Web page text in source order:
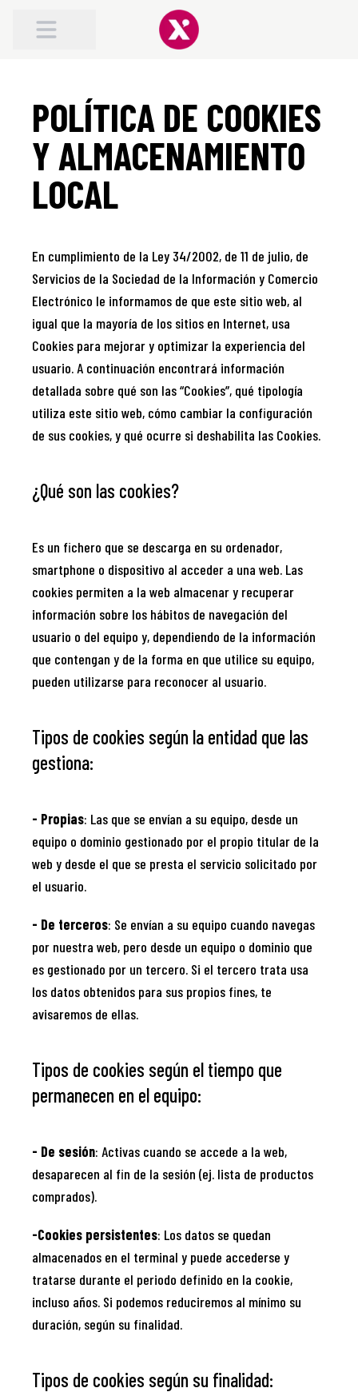
ROAD TRAFFIC ACCIDENT COMPENSATION
COMPENSATION FOR WHIPLASH
POLÍTICA DE COOKIES
Y ALMACENAMIENTO
LOCAL
En cumplimiento de la Ley 34/2002, de 11 de julio, de
Servicios de la Sociedad de la Información y Comercio
Electrónico le informamos de que este sitio web, al
igual que la mayoría de los sitios en Internet, usa
Cookies para mejorar y optimizar la experiencia del
usuario. A continuación encontrará información
detallada sobre qué son las “Cookies”, qué tipología
utiliza este sitio web, cómo cambiar la configuración
de sus cookies, y qué ocurre si deshabilita las Cookies.
¿Qué son las cookies?
Es un fichero que se descarga en su ordenador,
smartphone o dispositivo al acceder a una web. Las
cookies permiten a la web almacenar y recuperar
información sobre los hábitos de navegación del
usuario o del equipo y, dependiendo de la información
que contengan y de la forma en que utilice su equipo,
pueden utilizarse para reconocer al usuario.
Tipos de cookies según la entidad que las
gestiona:
- Propias: Las que se envían a su equipo, desde un
equipo o dominio gestionado por el propio titular de la
web y desde el que se presta el servicio solicitado por
el usuario.
- De terceros: Se envían a su equipo cuando navegas
por nuestra web, pero desde un equipo o dominio que
es gestionado por un tercero. Si el tercero trata usa
los datos obtenidos para sus propios fines, te
avisaremos de ellas.
Tipos de cookies según el tiempo que
permanecen en el equipo:
- De sesión: Activas cuando se accede a la web,
desaparecen al fin de la sesión (ej. lista de productos
comprados).
-Cookies persistentes: Los datos se quedan
almacenados en el terminal y puede accederse y
tratarse durante el periodo definido en la cookie,
incluso años. Si podemos reduciremos al mínimo su
duración, según su finalidad.
Tipos de cookies según su finalidad: